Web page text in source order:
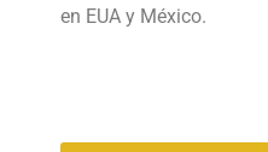
en EUA y México.